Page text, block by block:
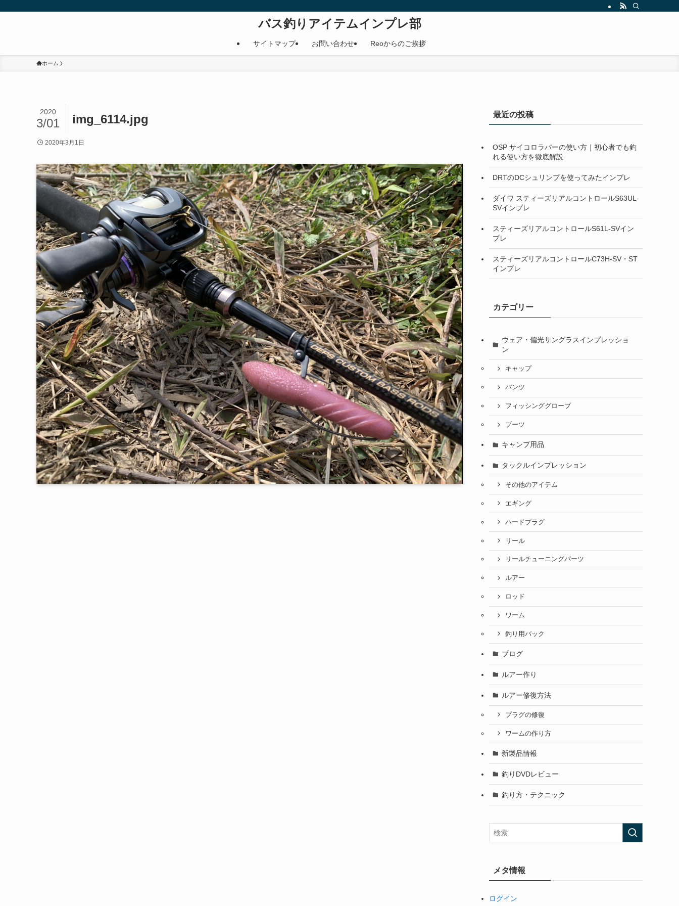
バス釣りアイテムインプレ部
サイトマップ お問い合わせ Reoからのご挨拶
ホーム
img_6114.jpg
2020
3/01
2020年3月1日
最近の投稿
OSP サイコロラバーの使い方｜初心者でも釣
れる使い方を徹底解説
DRTのDCシュリンプを使ってみたインプレ
ダイワ スティーズリアルコントロールS63UL-
SVインプレ
スティーズリアルコントロールS61L-SVイン
プレ
スティーズリアルコントロールC73H-SV・ST
インプレ
カテゴリー
ウェア・偏光サングラスインプレッショ
ン
キャップ
パンツ
フィッシンググローブ
ブーツ
キャンプ用品
タックルインプレッション
その他のアイテム
エギング
ハードプラグ
リール
リールチューニングパーツ
ルアー
ロッド
ワーム
釣り用バック
ブログ
ルアー作り
ルアー修復方法
プラグの修復
ワームの作り方
新製品情報
釣りDVDレビュー
釣り方・テクニック
メタ情報
ログイン